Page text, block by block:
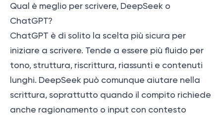
Qual è meglio per scrivere, DeepSeek o
ChatGPT?
ChatGPT è di solito la scelta più sicura per
iniziare a scrivere. Tende a essere più fluido per
tono, struttura, riscrittura, riassunti e contenuti
lunghi. DeepSeek può comunque aiutare nella
scrittura, soprattutto quando il compito richiede
anche ragionamento o input con contesto